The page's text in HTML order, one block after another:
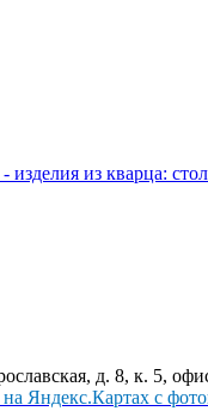
д. 8, к. 5,
Яндекс.Картах с